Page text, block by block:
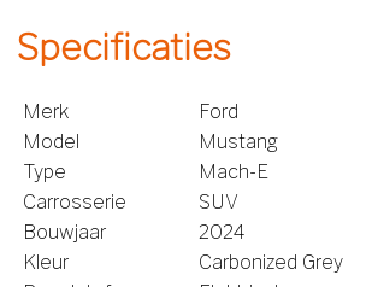
Specificaties
Merk
Ford
Model
Mustang
Type
Mach-E
Carrosserie
SUV
Bouwjaar
2024
Kleur
Carbonized Grey